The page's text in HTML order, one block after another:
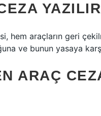
hem araçların geri
ve bunun yasaya
ARAÇ